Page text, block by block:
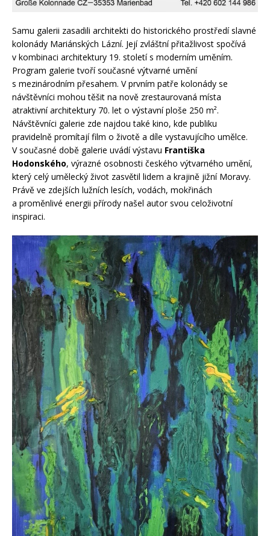
Samu galerii zasadili architekti do historického prostředí slavné
kolonády Mariánských Lázní. Její zvláštní přitažlivost spočívá
v kombinaci architektury 19. století s moderním uměním.
Program galerie tvoří současné výtvarné umění
s mezinárodním přesahem. V prvním patře kolonády se
návštěvníci mohou těšit na nově zrestaurovaná místa
atraktivní architektury 70. let o výstavní ploše 250 m².
Návštěvníci galerie zde najdou také kino, kde publiku
pravidelně promítají film o životě a díle vystavujícího umělce.
V současné době galerie uvádí výstavu Františka
Hodonského, výrazné osobnosti českého výtvarného umění,
který celý umělecký život zasvětil lidem a krajině jižní Moravy.
Právě ve zdejších lužních lesích, vodách, mokřinách
a proměnlivé energii přírody našel autor svou celoživotní
inspiraci.